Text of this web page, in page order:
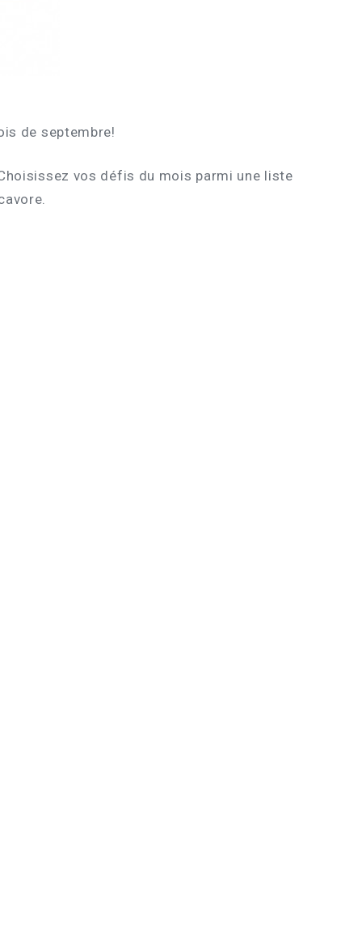
de septembre!
vos défis du mois parmi une liste